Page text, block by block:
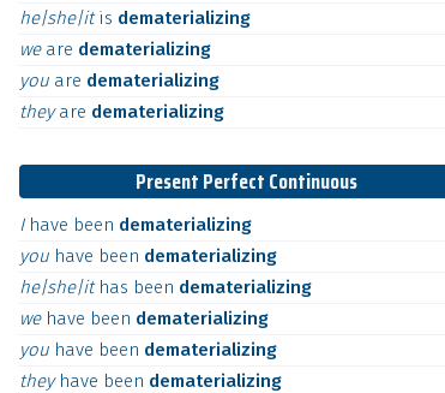
he|she|itis dematerializing
we are dematerializing
you are dematerializing
theyare dematerializing
Present Perfect Continuous
I have been dematerializing
you have been dematerializing
he|she|it has been dematerializing
we have been dematerializing
you have been dematerializing
they have been dematerializing